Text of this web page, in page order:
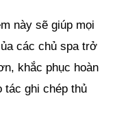
này sẽ giúp mọi
các chủ spa trở
khắc phục hoàn
tác ghi chép thủ